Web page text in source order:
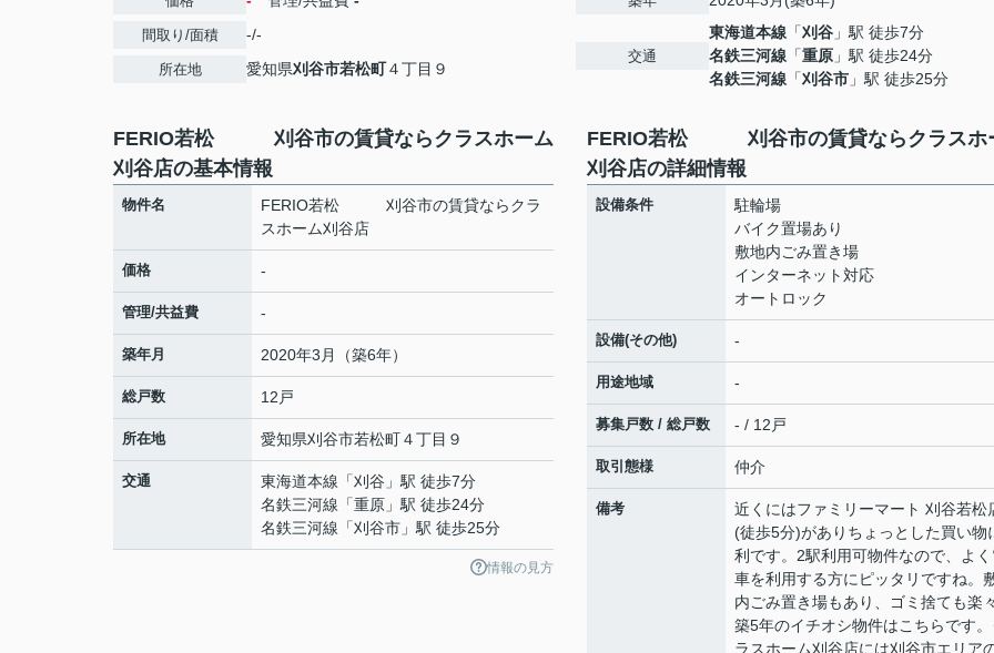
間取り/面積 -/-
所在地 愛知県刈谷市若松町４丁目９
交通
東海道本線 「刈谷 」駅 徒歩7分
名鉄三河線 「重原 」駅 徒歩24分
名鉄三河線 「刈谷市 」駅 徒歩25分
FERIO若松 刈谷市の賃貸ならクラスホーム
刈谷店の基本情報
物件名
FERIO若松 刈谷市の賃貸ならクラ
スホーム刈谷店
価格 -
管理/共益費 -
築年月 2020年3月（築6年）
総戸数 12戸
所在地 愛知県刈谷市若松町４丁目９
交通 東海道本線 「刈谷 」駅 徒歩7分
名鉄三河線 「重原 」駅 徒歩24分
名鉄三河線 「刈谷市 」駅 徒歩25分
情報の見方
FERIO若松 刈谷市の賃貸ならクラスホ
刈谷店の詳細情報
設備条件
駐輪場
バイク置場あり
敷地内ごみ置き場
インターネット対応
オートロック
設備(その他) -
用途地域 -
募集戸数 / 総戸数 - / 12戸
取引態様 仲介
備考
近くにはファミリーマート 刈谷若松
(徒歩5分)がありちょっとした買い物
利です。2駅利用可物件なので、よ
車を利用する方にピッタリですね。
内ごみ置き場もあり、ゴミ捨ても楽
築5年のイチオシ物件はこちらです
ラスホーム刈谷店には刈谷市エリア